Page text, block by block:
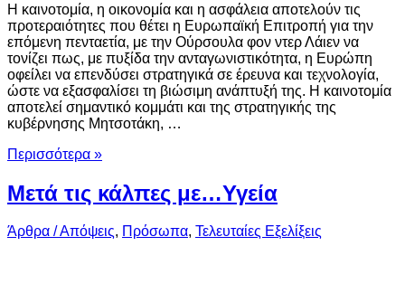
Η καινοτομία, η οικονομία και η ασφάλεια αποτελούν τις
προτεραιότητες που θέτει η Ευρωπαϊκή Επιτροπή για την
επόμενη πενταετία, με την Ούρσουλα φον ντερ Λάιεν να
τονίζει πως, με πυξίδα την ανταγωνιστικότητα, η Ευρώπη
οφείλει να επενδύσει στρατηγικά σε έρευνα και τεχνολογία,
ώστε να εξασφαλίσει τη βιώσιμη ανάπτυξή της. Η καινοτομία
αποτελεί σημαντικό κομμάτι και της στρατηγικής της
κυβέρνησης Μητσοτάκη, …
Περισσότερα »
Μετά τις κάλπες με…Υγεία
Άρθρα / Απόψεις, Πρόσωπα, Τελευταίες Εξελίξεις